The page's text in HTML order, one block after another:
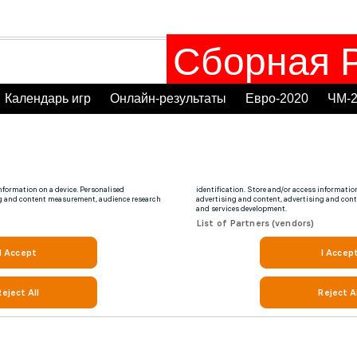
Сборная
Календарь игр Онлайн-результаты Евро-2020 ЧМ-